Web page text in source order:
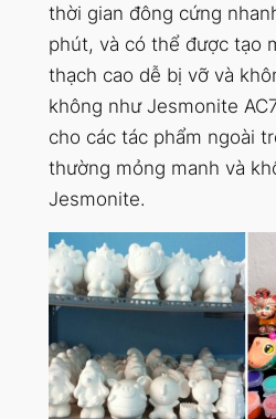
thời gian đông cứng
phút, và có thể được tạo
thạch cao dễ bị vỡ và
không như Jesmonite
cho các tác phẩm ngoài
thường mỏng manh và
Jesmonite.